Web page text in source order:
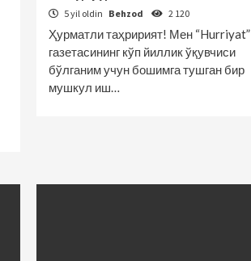
5 yil oldin Behzod 2 120
Ҳурматли таҳририят! Мен “Hurriyat”
газетасининг кўп йиллик ўқувчиси
бўлганим учун бошимга тушган бир
мушкул иш…